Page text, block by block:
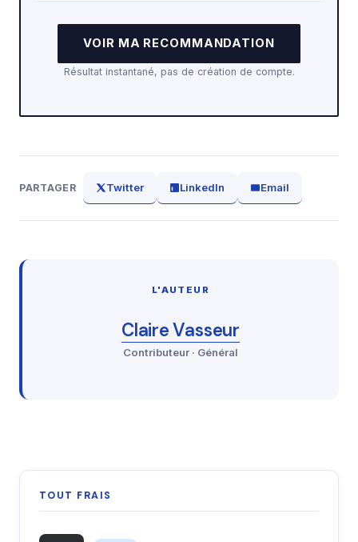
VOIR MA RECOMMANDATION
Résultat instantané, pas de création de compte.
PARTAGER Twitter LinkedIn Email
L'AUTEUR
Claire Vasseur
Contributeur · Général
TOUT FRAIS